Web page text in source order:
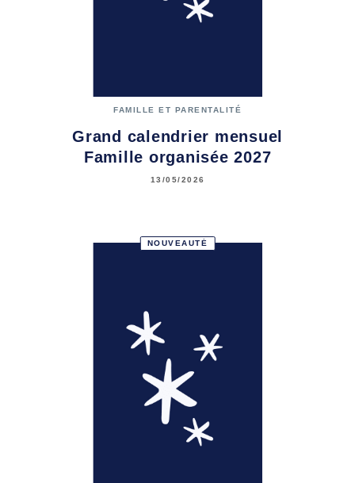
FAMILLE ET PARENTALITÉ
Grand calendrier mensuel
Famille organisée 2027
13/05/2026
NOUVEAUTÉ